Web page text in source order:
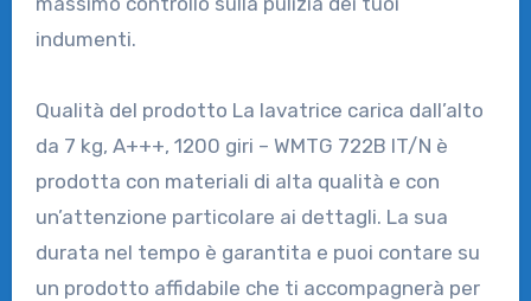
indumenti.
Qualità del prodotto La lavatrice carica dall’alto
da 7 kg, A+++, 1200 giri – WMTG 722B IT/N è
prodotta con materiali di alta qualità e con
un’attenzione particolare ai dettagli. La sua
durata nel tempo è garantita e puoi contare su
un prodotto affidabile che ti accompagnerà per